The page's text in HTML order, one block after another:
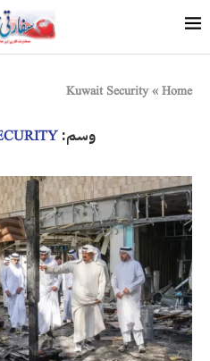
Home
»
Kuwait Security
وسم: